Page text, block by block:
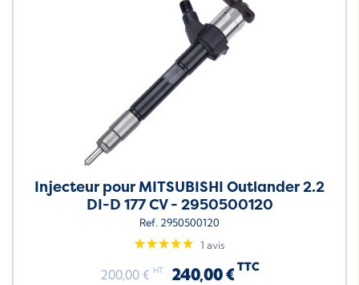
Injecteur pour MITSUBISHI Outlander 2.2
DI-D 177 CV - 2950500120
Ref. 2950500120
1 avis
200,00 € HT 240,00 € TTC